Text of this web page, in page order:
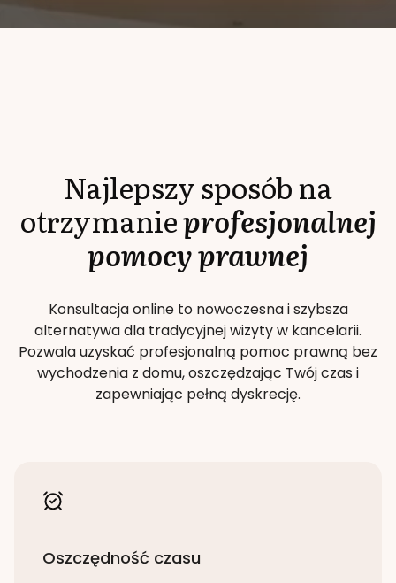
Najlepszy sposób na
otrzymanieprofesjonalnej
pomocy prawnej
Konsultacja online to nowoczesna i szybsza
alternatywa dla tradycyjnej wizyty w kancelarii.
Pozwala uzyskać profesjonalną pomoc prawną bez
wychodzenia z domu, oszczędzając Twój czas i
zapewniając pełną dyskrecję.
Oszczędność czasu